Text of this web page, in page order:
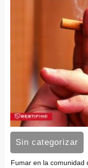
Sin categorizar
Fumar en la comunidad